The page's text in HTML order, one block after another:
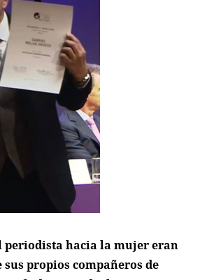
periodista hacia la mujer eran
propios compañeros de